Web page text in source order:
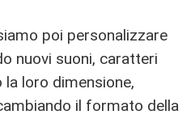
poi personalizzare
nuovi suoni, caratteri
loro dimensione,
il formato della